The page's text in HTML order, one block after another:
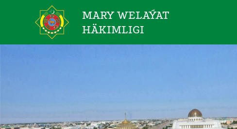
MARY WELAÝAT
HÄKIMLIGI